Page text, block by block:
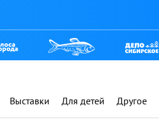
Выставки Для детей Другое